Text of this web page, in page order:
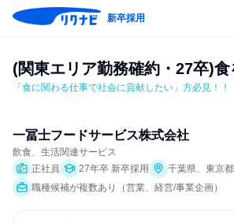
新卒採用
(関東エリア勤務確約・27卒)
「⾷に関わる仕事で社会に貢献したい」方必見！！
一冨士フードサービス株式会社
飲食、生活関連サービス
正社員
27年卒 新卒採用
千葉県、東京
職種候補が複数あり（営業、経営/事業企画）